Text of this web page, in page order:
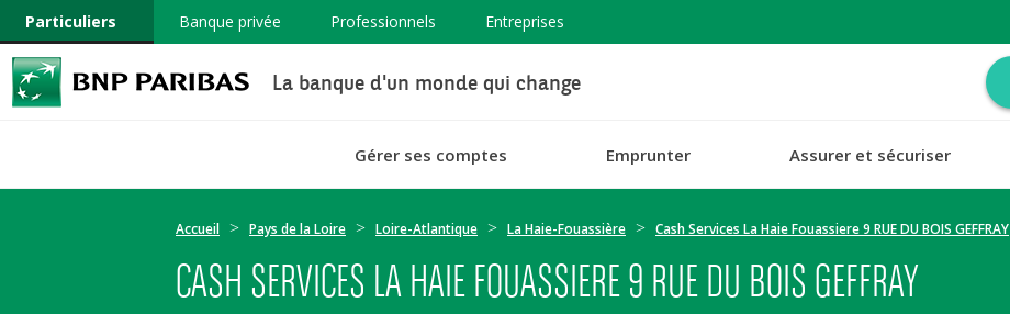
Particuliers Banque privée Professionnels Entreprises
La banque d'un monde qui change
Gérer ses comptes Emprunter Assurer et sécuriser
Accueil Pays de la Loire Loire-Atlantique La Haie-Fouassière Cash Services La Haie Fouassiere 9 RUE DU BOIS GEFFRAY
CASH SERVICES LA HAIE FOUASSIERE 9 RUE DU BOIS GEFFRAY